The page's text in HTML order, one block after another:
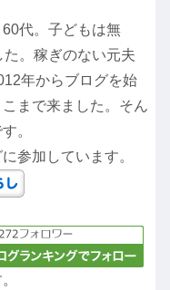
代。子どもは無
。稼ぎのない元夫
年からブログを始
まで来ました。そん
。
参加しています。